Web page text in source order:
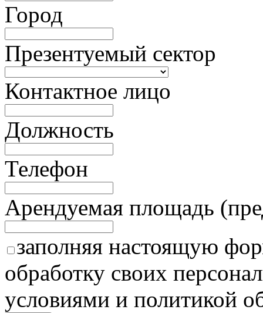
Город
Презентуемый сектор
Контактное лицо
Должность
Телефон
Арендуемая площадь
заполняя настоящую
обработку своих
условиями и политикой